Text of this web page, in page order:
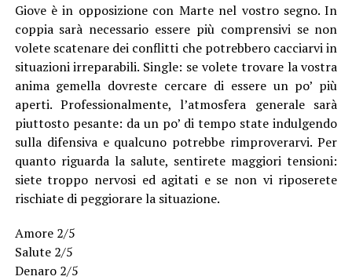
Giove è in opposizione con Marte nel vostro segno. In
coppia sarà necessario essere più comprensivi se non
volete scatenare dei conflitti che potrebbero cacciarvi in
situazioni irreparabili. Single: se volete trovare la vostra
anima gemella dovreste cercare di essere un po’ più
aperti. Professionalmente, l’atmosfera generale sarà
piuttosto pesante: da un po’ di tempo state indulgendo
sulla difensiva e qualcuno potrebbe rimproverarvi. Per
quanto riguarda la salute, sentirete maggiori tensioni:
siete troppo nervosi ed agitati e se non vi riposerete
rischiate di peggiorare la situazione.
Amore 2/5
Salute 2/5
Denaro 2/5